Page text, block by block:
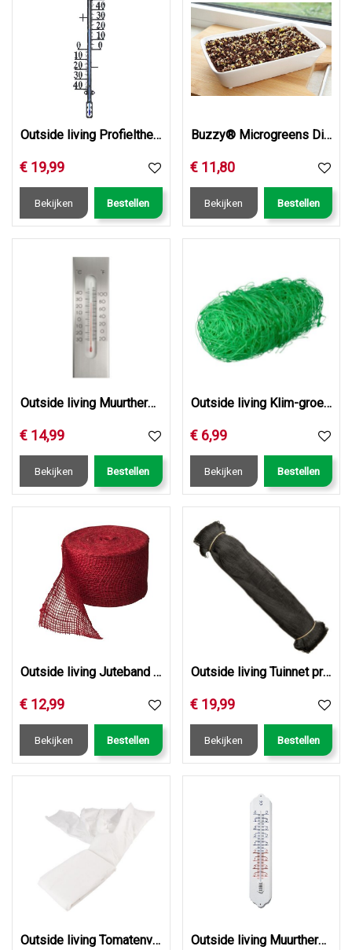
Outside living Profielthermometer galilei 3 metaal
€ 19,99
Bekijken Bestellen
Buzzy® Microgreens Dish Daikon Radijs (6)
€ 11,80
Bekijken Bestellen
Outside living Muurthermometer kelvin 7 aluminium
€ 14,99
Bekijken Bestellen
Outside living Klim-groei-en geleidenet l5b2m grn
€ 6,99
Bekijken Bestellen
Outside living Juteband rood 10cml25m
€ 12,99
Bekijken Bestellen
Outside living Tuinnet primo l10b4m zwart
€ 19,99
Bekijken Bestellen
Outside living Tomatenvlieshoes l15m d50cm wit Outside living Muurthermometer kelvin 12 wit